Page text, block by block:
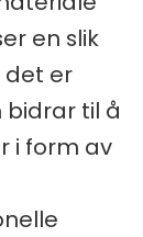
en slik
det er
bidrar til å
i form av